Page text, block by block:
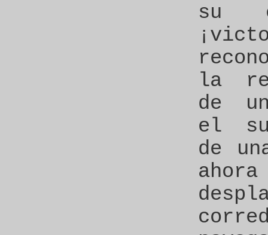
su
la
de
el
de